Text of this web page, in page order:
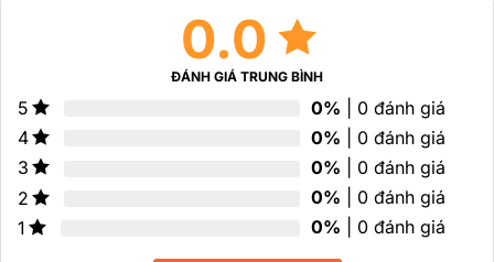
0.0
ĐÁNH GIÁ TRUNG BÌNH
5 0% | 0 đánh giá
4
0% | 0 đánh giá
3
0% | 0 đánh giá
2
0% | 0 đánh giá
1
0% | 0 đánh giá